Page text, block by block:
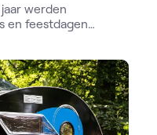
werden
en feestdagen
Tijdloze.